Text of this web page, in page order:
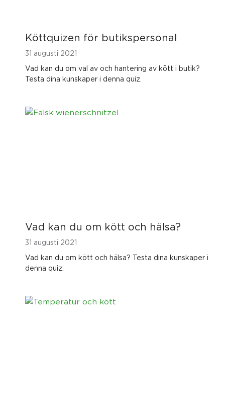
Köttquizen för butikspersonal
31 augusti 2021
Vad kan du om val av och hantering av kött i butik?
Testa dina kunskaper i denna quiz.
Vad kan du om kött och hälsa?
31 augusti 2021
Vad kan du om kött och hälsa? Testa dina kunskaper i
denna quiz.